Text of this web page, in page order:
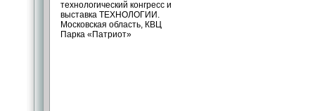
технологический конгресс и
выставка ТЕХНОЛОГИИ.
Московская область, КВЦ
Парка «Патриот»